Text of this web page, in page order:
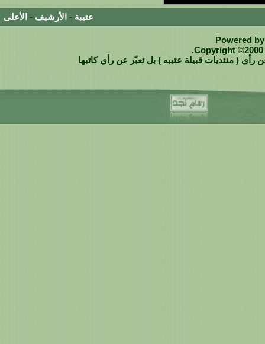
عتيبة - الأرشيف - الأعلى
Powered
Copyright ©2000
رأي ( منتديات قبيلة عتيبه ) بل تعبّر عن رأي كاتبها